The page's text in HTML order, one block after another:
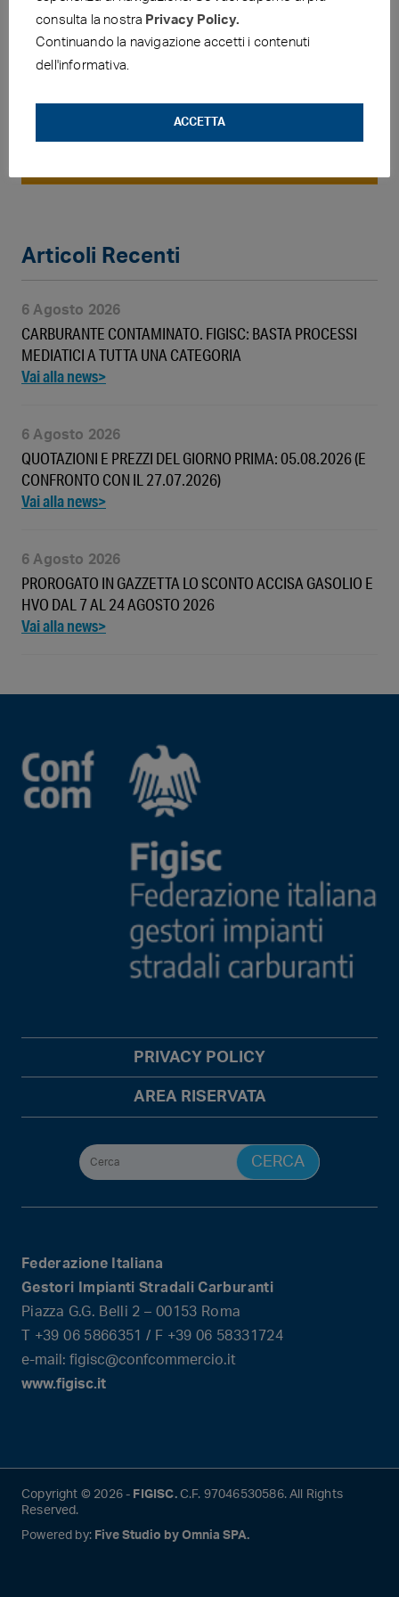
FIGISC-ANISA NEWS
Articoli Recenti
CARBURANTE CONTAMINATO. FIGISC: BASTA PROCESSI
MEDIATICI A TUTTA UNA CATEGORIA
6 Agosto 2026
QUOTAZIONI E PREZZI DEL GIORNO PRIMA: 05.08.2026 (E
CONFRONTO CON IL 27.07.2026)
6 Agosto 2026
PROROGATO IN GAZZETTA LO SCONTO ACCISA GASOLIO E
HVO DAL 7 AL 24 AGOSTO 2026
6 Agosto 2026
Federazione Italiana
Gestori Impianti Stradali Carburanti
Piazza G.G. Belli 2 – 00153 Roma
T +39 06 5866351 / F +39 06 58331724
e-mail: figisc@confcommercio.it
www.figisc.it
PRIVACY POLICY
AREA RISERVATA
Copyright © 2026 - FIGISC.C.F. 97046530586. All Rights
Reserved.
Powered by: Five Studio by Omnia SPA.
consulta la nostra Privacy Policy.
Continuando la navigazione accetti i contenuti
dell'informativa.
ACCETTA